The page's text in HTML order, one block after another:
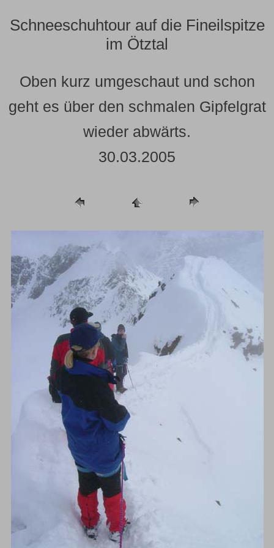
Schneeschuhtour auf die Fineilspitze
im Ötztal
Oben kurz umgeschaut und schon
geht es über den schmalen Gipfelgrat
wieder abwärts.
30.03.2005